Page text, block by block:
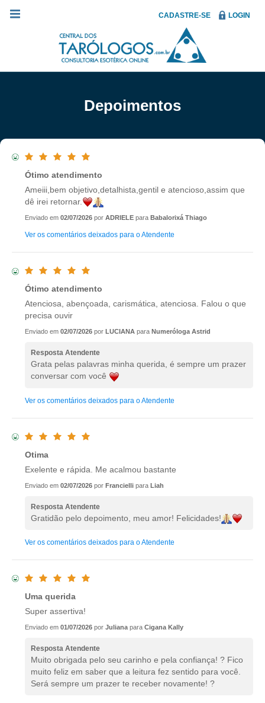
CADASTRE-SE LOGIN
Depoimentos
Ótimo atendimento
Ameiii,bem objetivo,detalhista,gentil e atencioso,assim que
dê irei retornar.
Enviado em 02/07/2026 por ADRIELE para Babalorixá Thiago
Ver os comentários deixados para o Atendente
Ótimo atendimento
Atenciosa, abençoada, carismática, atenciosa. Falou o que
precisa ouvir
Enviado em 02/07/2026 por LUCIANA para Numeróloga Astrid
Resposta Atendente
Grata pelas palavras minha querida, é sempre um prazer
conversar com você
Ver os comentários deixados para o Atendente
Otima
Exelente e rápida. Me acalmou bastante
Enviado em 02/07/2026 por Francielli para Liah
Resposta Atendente
Gratidão pelo depoimento, meu amor! Felicidades!
Ver os comentários deixados para o Atendente
Uma querida
Super assertiva!
Enviado em 01/07/2026 por Juliana para Cigana Kally
Resposta Atendente
Muito obrigada pelo seu carinho e pela confiança! ? Fico
muito feliz em saber que a leitura fez sentido para você.
Será sempre um prazer te receber novamente! ?